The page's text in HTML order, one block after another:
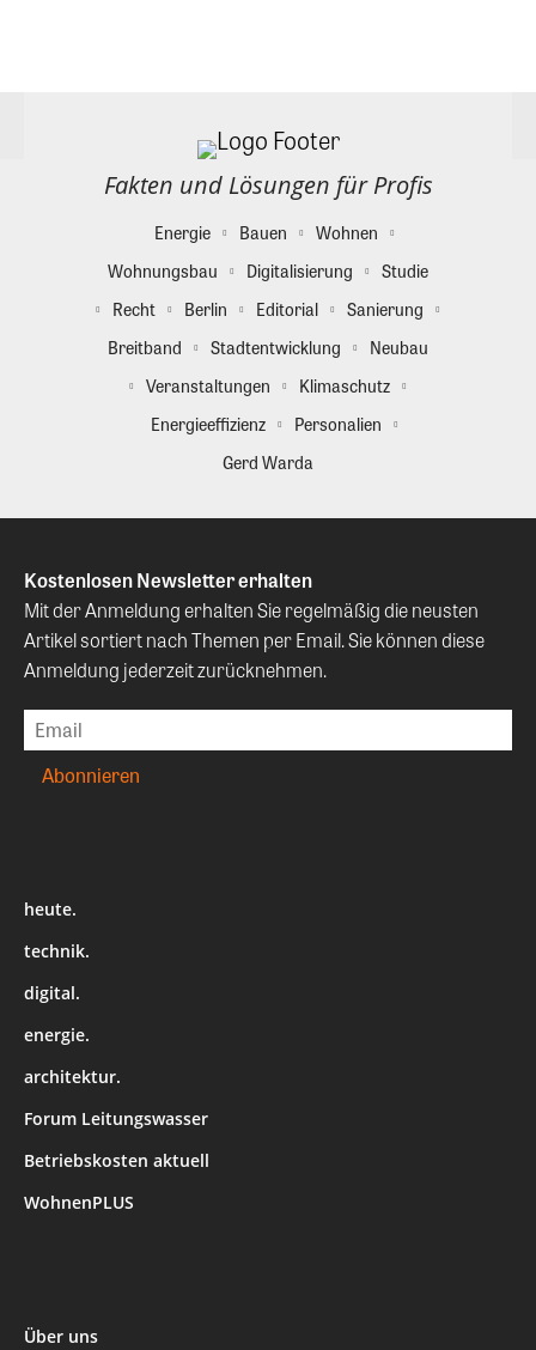
Fakten und Lösungen für Profis
Energie Bauen
Wohnen
Wohnungsbau
Digitalisierung
Studie
Recht
Berlin Editorial
Sanierung
Breitband
Stadtentwicklung
Neubau
Veranstaltungen
Klimaschutz
Energieeffizienz
Personalien
Gerd Warda
Kostenlosen Newsletter erhalten
Mit der Anmeldung erhalten Sie regelmäßig die neusten
Artikel sortiert nach Themen per Email. Sie können diese
Anmeldung jederzeit zurücknehmen.
heute.
technik.
digital.
energie.
architektur.
Forum Leitungswasser
Betriebskosten aktuell
WohnenPLUS
Über uns